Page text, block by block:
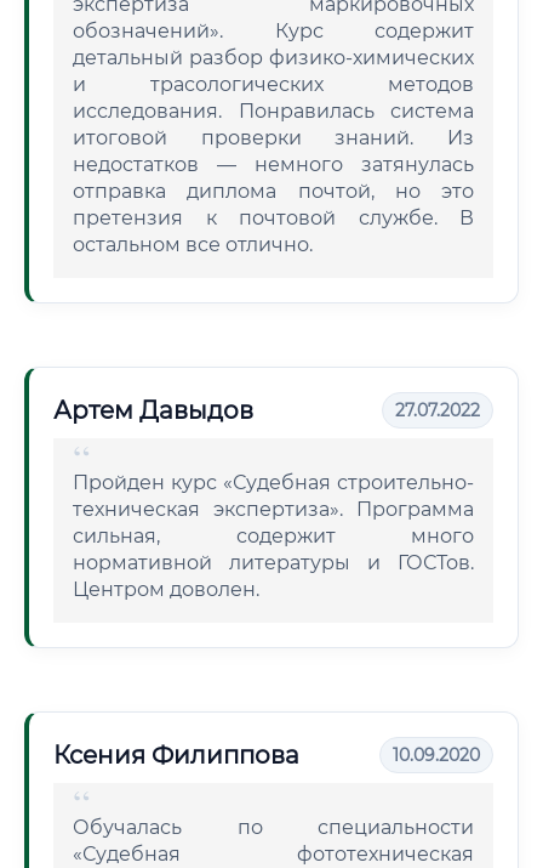
обозначений». Курс содержит
детальный разбор физико-химических
и трасологических методов
исследования. Понравилась система
итоговой проверки знаний. Из
недостатков — немного затянулась
отправка диплома почтой, но это
претензия к почтовой службе. В
остальном все отлично.
Артем Давыдов 27.07.2022
Пройден курс «Судебная строительно-
техническая экспертиза». Программа
сильная, содержит много
нормативной литературы и ГОСТов.
Центром доволен.
Ксения Филиппова 10.09.2020
Обучалась по специальности
«Судебная фототехническая